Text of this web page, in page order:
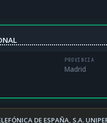
PROVINCIA
Madrid
DE ESPAÑA, S.A.